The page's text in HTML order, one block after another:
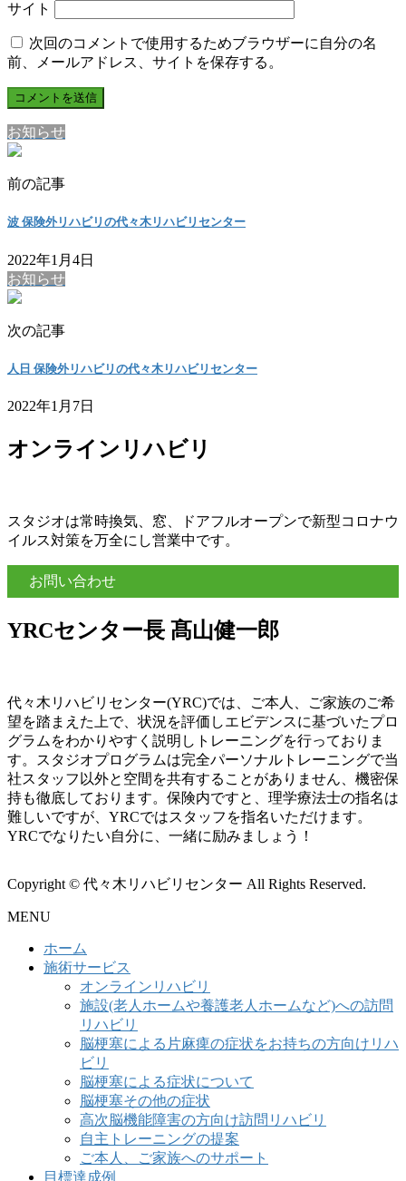
サイト
次回のコメントで使用するためブラウザーに自分の名
前、メールアドレス、サイトを保存する。
お知らせ
前の記事
波 保険外リハビリの代々木リハビリセンター
2022年1月4日
お知らせ
次の記事
人日 保険外リハビリの代々木リハビリセンター
2022年1月7日
オンラインリハビリ
スタジオは常時換気、窓、ドアフルオープンで新型コロナウ
イルス対策を万全にし営業中です。
お問い合わせ
YRCセンター長 髙山健一郎
代々木リハビリセンター(YRC)では、ご本人、ご家族のご希
望を踏まえた上で、状況を評価しエビデンスに基づいたプロ
グラムをわかりやすく説明しトレーニングを行っておりま
す。スタジオプログラムは完全パーソナルトレーニングで当
社スタッフ以外と空間を共有することがありません、機密保
持も徹底しております。保険内ですと、理学療法士の指名は
難しいですが、YRCではスタッフを指名いただけます。
YRCでなりたい自分に、一緒に励みましょう！
Copyright © 代々木リハビリセンター All Rights Reserved.
MENU
ホーム
施術サービス
オンラインリハビリ
施設(老人ホームや養護老人ホームなど)への訪問
リハビリ
脳梗塞による片麻痺の症状をお持ちの方向けリハ
ビリ
脳梗塞による症状について
脳梗塞その他の症状
高次脳機能障害の方向け訪問リハビリ
自主トレーニングの提案
ご本人、ご家族へのサポート
目標達成例